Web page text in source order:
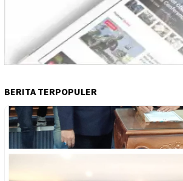
BERITA TERPOPULER